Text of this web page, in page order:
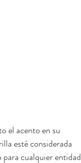
el acento en su
esté considerada
para cualquier entidad